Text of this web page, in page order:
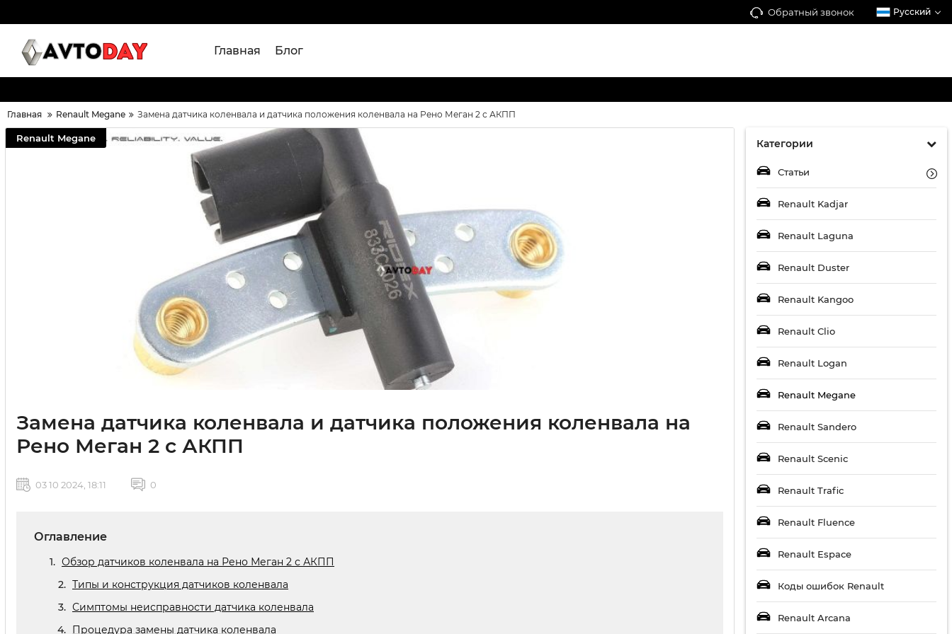
Обратный звонок Русский
Главная Блог
Главная Renault Megane Замена датчика коленвала и датчика положения коленвала на Рено Меган 2 с АКПП
Категории
Статьи
Renault Kadjar
Renault Laguna
Renault Duster
Renault Kangoo
Renault Clio
Renault Logan
Renault Megane
Renault Sandero
Renault Scenic
Renault Trafic
Renault Fluence
Renault Espace
Коды ошибок Renault
Renault Arcana
Renault Megane
Замена датчика коленвала и датчика положения коленвала на
Рено Меган 2 с АКПП
03 10 2024, 18:11 0
Оглавление
Обзор датчиков коленвала на Рено Меган 2 с АКПП
Типы и конструкция датчиков коленвала
Симптомы неисправности датчика коленвала
Процедура замены датчика коленвала